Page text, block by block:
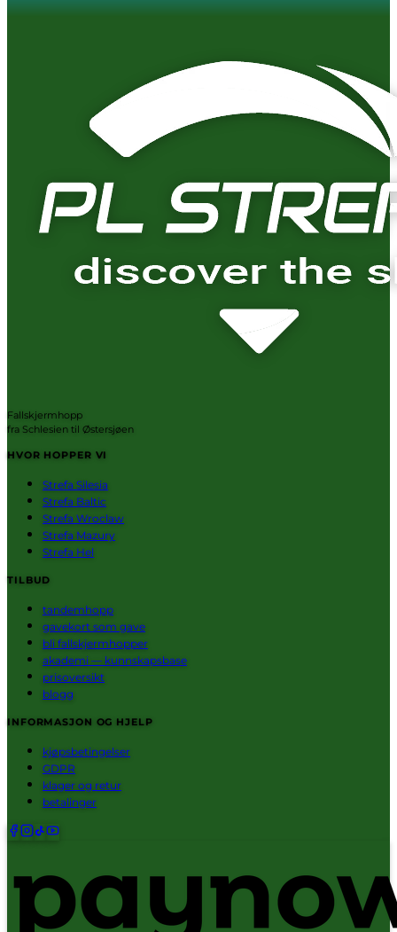
Fallskjermhopp
fra Schlesien til Østersjøen
HVOR HOPPER VI
Strefa Silesia
Strefa Baltic
Strefa Wroclaw
Strefa Mazury
Strefa Hel
TILBUD
tandemhopp
gavekort som gave
bli fallskjermhopper
akademi — kunnskapsbase
prisoversikt
blogg
INFORMASJON OG HJELP
kjøpsbetingelser
GDPR
klager og retur
betalinger